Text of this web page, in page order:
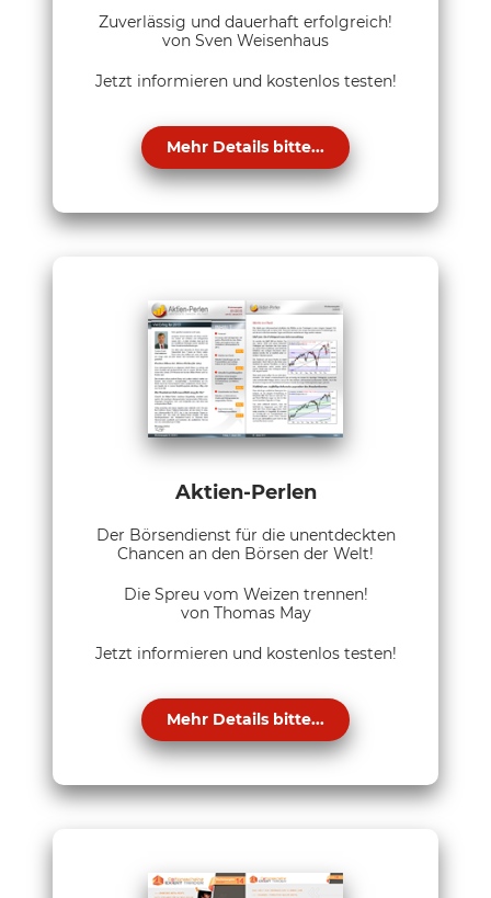
Zuverlässig und dauerhaft erfolgreich!
von Sven Weisenhaus
Jetzt informieren und kostenlos testen!
Mehr Details bitte...
Aktien-Perlen
Der Börsendienst für die unentdeckten
Chancen an den Börsen der Welt!
Die Spreu vom Weizen trennen!
von Thomas May
Jetzt informieren und kostenlos testen!
Mehr Details bitte...